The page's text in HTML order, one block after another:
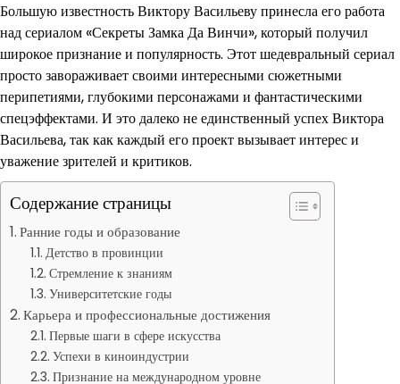
Большую известность Виктору Васильеву принесла его работа
над сериалом «Секреты Замка Да Винчи», который получил
широкое признание и популярность. Этот шедевральный сериал
просто завораживает своими интересными сюжетными
перипетиями, глубокими персонажами и фантастическими
спецэффектами. И это далеко не единственный успех Виктора
Васильева, так как каждый его проект вызывает интерес и
уважение зрителей и критиков.
Содержание страницы
Ранние годы и образование
Детство в провинции
Стремление к знаниям
Университетские годы
Карьера и профессиональные достижения
Первые шаги в сфере искусства
Успехи в киноиндустрии
Признание на международном уровне